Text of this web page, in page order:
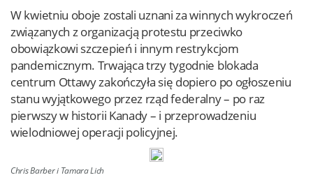
W kwietniu oboje zostali uznani za winnych wykroczeń
związanych z organizacją protestu przeciwko
obowiązkowi szczepień i innym restrykcjom
pandemicznym. Trwająca trzy tygodnie blokada
centrum Ottawy zakończyła się dopiero po ogłoszeniu
stanu wyjątkowego przez rząd federalny – po raz
pierwszy w historii Kanady – i przeprowadzeniu
wielodniowej operacji policyjnej.
Chris Barber i Tamara Lich